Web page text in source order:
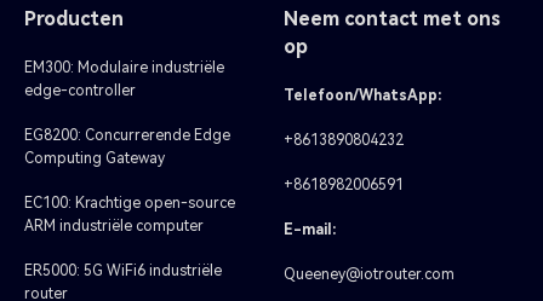
Producten
EM300: Modulaire industriële
edge-controller
EG8200: Concurrerende Edge
Computing Gateway
EC100: Krachtige open-source
ARM industriële computer
ER5000: 5G WiFi6 industriële
router
Neem contact met ons
op
Telefoon/WhatsApp:
+8613890804232
+8618982006591
E-mail:
Queeney@iotrouter.com